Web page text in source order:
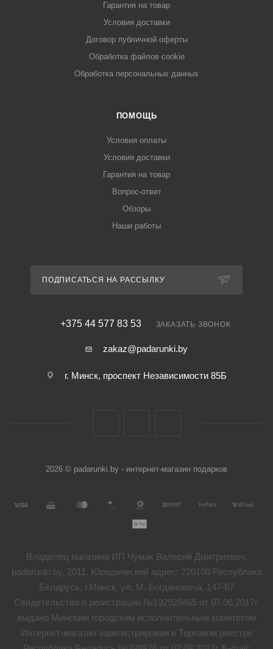
Гарантия на товар
Условия доставки
Договор публичной оферты
Обработка файлов cookie
Обработка персональных данных
ПОМОЩЬ
Условия оплаты
Условия доставки
Гарантия на товар
Вопрос-ответ
Обзоры
Наши работы
ПОДПИСАТЬСЯ НА РАССЫЛКУ
+375 44 577 83 53 ЗАКАЗАТЬ ЗВОНОК
zakaz@padarunki.by
г. Минск, проспект Независимости 85Б
2026 © padarunki.by - интернет-магазин подарков
Владелец магазина ИП Чумак Валерий Дмитриевич,
padarunki.by, 2011. Юридический адрес: 220100 Республика
Беларусь, г.Минск, ул. М. Богдановича, 147-87
Свидетельство о регистрации №192926465 от 07.06.2017г.
выдано Минским городским исполнительным комитетом
Интернет-магазин зарегистрирован в Торговом реестре